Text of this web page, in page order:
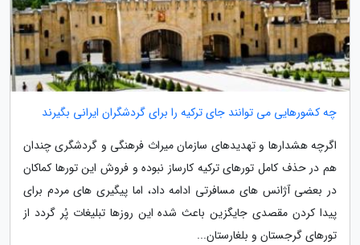
چه کشورهایی می توانند جای ترکیه را برای گردشگران ایرانی بگیرند
اگرچه هشدارها و تهدیدهای سازمان میراث فرهنگی و گردشگری چندان
هم در حذف کامل تورهای ترکیه کارساز نبوده و فروش این تورها کماکان
در بعضی آژانس های مسافرتی ادامه داد، اما پیگیری های مردم برای
پیدا کردن مقصدی جایگزین باعث شده این روزها تبلیغات پُر گردد از
تورهای گرجستان و بلغارستان...